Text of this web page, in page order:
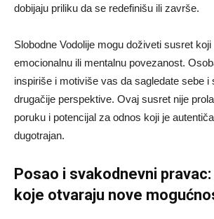
dobijaju priliku da se redefinišu ili završe.
Slobodne Vodolije mogu doživeti susret
emocionalnu ili mentalnu povezanost.
inspiriše i motiviše vas da sagledate sebe i
drugačije perspektive. Ovaj susret nije
poruku i potencijal za odnos koji je
dugotrajan.
Posao i svakodnevni
koje otvaraju nove